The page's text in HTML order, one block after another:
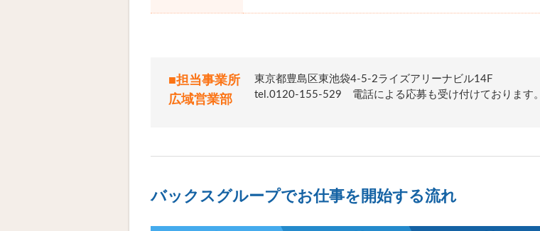
■担当事業所
広域営業部
東京都豊島区東池袋4-5-2ライズアリーナビル14F
tel.0120-155-529 電話による応募も受け付けております。
バックスグループでお仕事を開始する流れ